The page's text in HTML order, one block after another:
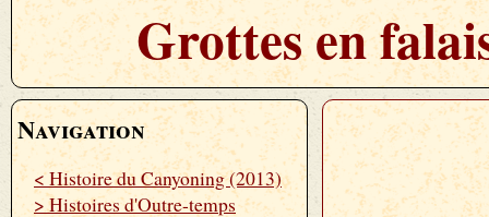
Grottes en
Navigation
< Histoire du Canyoning (2013)
> Histoires d'Outre-temps